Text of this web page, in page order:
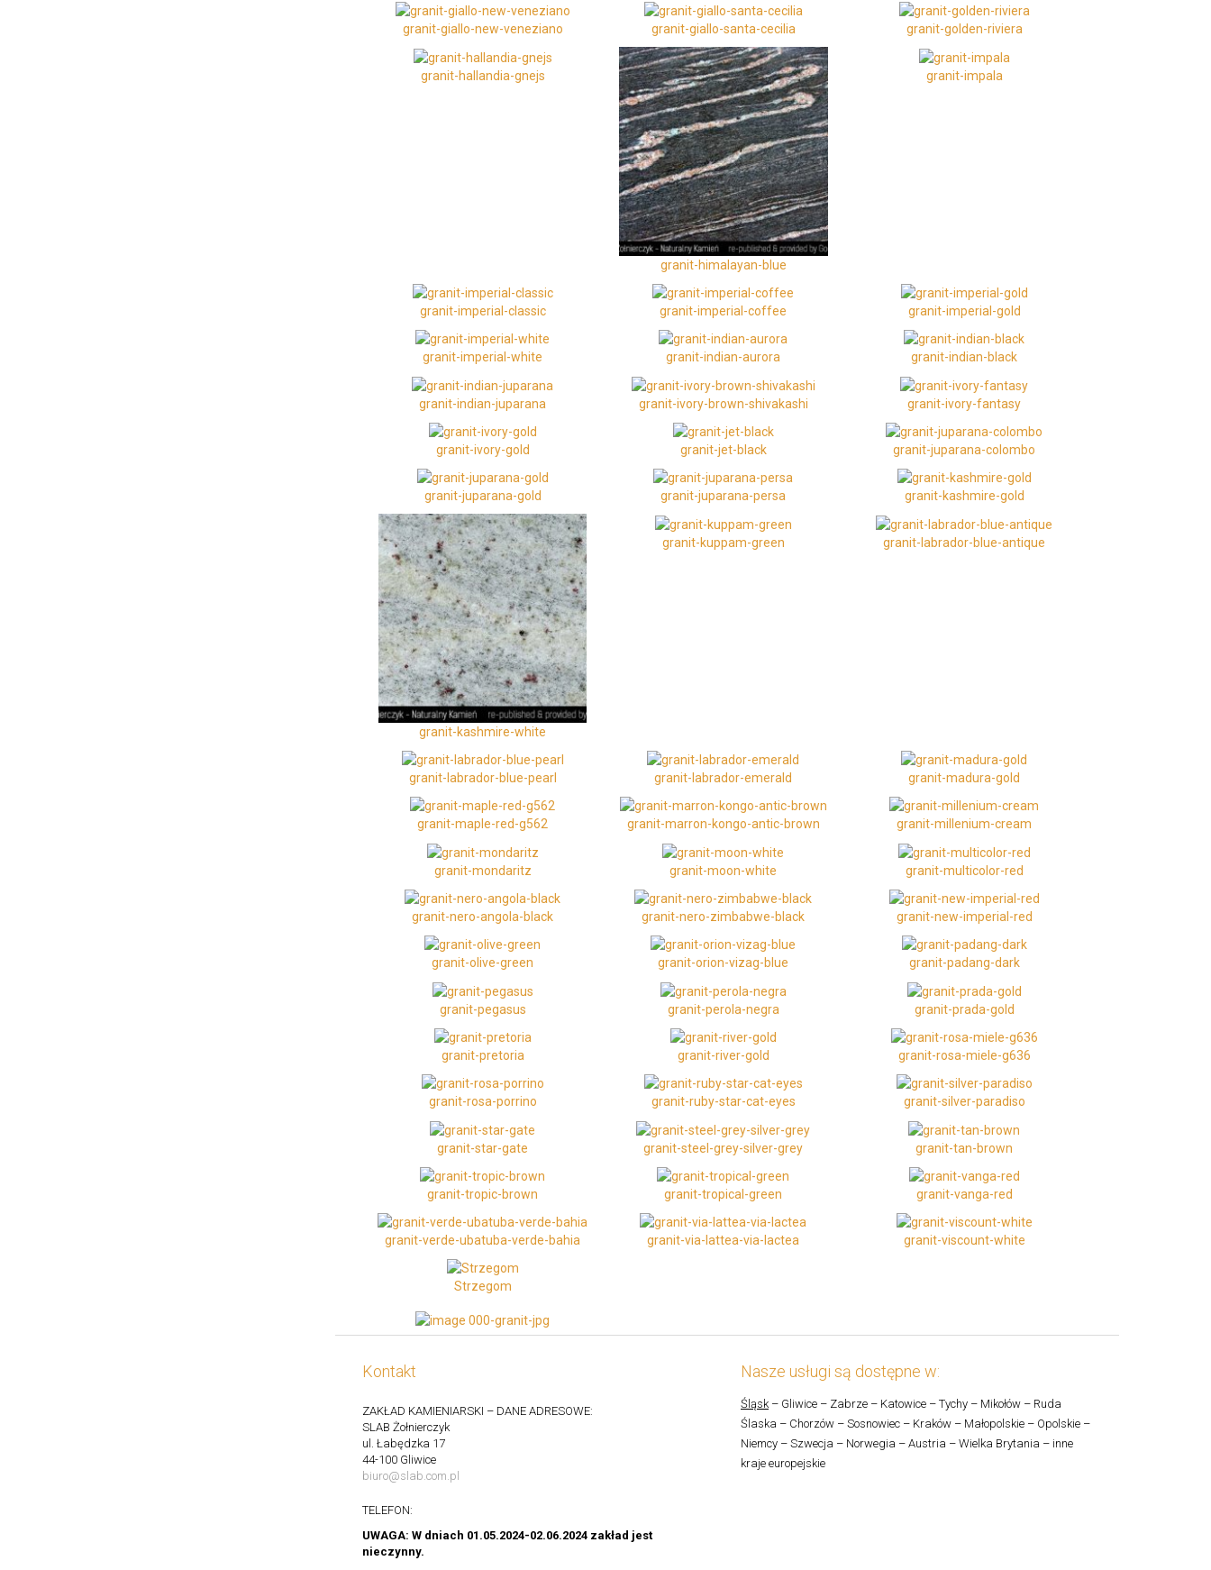
granit-giallo-new-veneziano granit-giallo-santa-cecilia granit-golden-riviera
granit-hallandia-gnejs
granit-himalayan-blue
granit-impala
granit-imperial-classic granit-imperial-coffee granit-imperial-gold
granit-imperial-white granit-indian-aurora granit-indian-black
granit-indian-juparana granit-ivory-brown-shivakashi granit-ivory-fantasy
granit-ivory-gold granit-jet-black granit-juparana-colombo
granit-juparana-gold granit-juparana-persa granit-kashmire-gold
granit-kashmire-white
granit-kuppam-green granit-labrador-blue-antique
granit-labrador-blue-pearl granit-labrador-emerald granit-madura-gold
granit-maple-red-g562 granit-marron-kongo-antic-brown granit-millenium-cream
granit-mondaritz granit-moon-white granit-multicolor-red
granit-nero-angola-black granit-nero-zimbabwe-black granit-new-imperial-red
granit-olive-green granit-orion-vizag-blue granit-padang-dark
granit-pegasus granit-perola-negra granit-prada-gold
granit-pretoria granit-river-gold granit-rosa-miele-g636
granit-rosa-porrino granit-ruby-star-cat-eyes granit-silver-paradiso
granit-star-gate granit-steel-grey-silver-grey granit-tan-brown
granit-tropic-brown granit-tropical-green granit-vanga-red
granit-verde-ubatuba-verde-bahia granit-via-lattea-via-lactea granit-viscount-white
Strzegom
Kontakt
ZAKŁAD KAMIENIARSKI – DANE ADRESOWE:
SLAB Żołnierczyk
ul. Łabędzka 17
44-100 Gliwice
biuro@slab.com.pl
TELEFON:
UWAGA: W dniach 01.05.2024-02.06.2024 zakład jest
nieczynny.
Nasze usługi są dostępne w:
Śląsk – Gliwice – Zabrze – Katowice – Tychy – Mikołów – Ruda
Ślaska – Chorzów – Sosnowiec – Kraków – Małopolskie – Opolskie –
Niemcy – Szwecja – Norwegia – Austria – Wielka Brytania – inne
kraje europejskie